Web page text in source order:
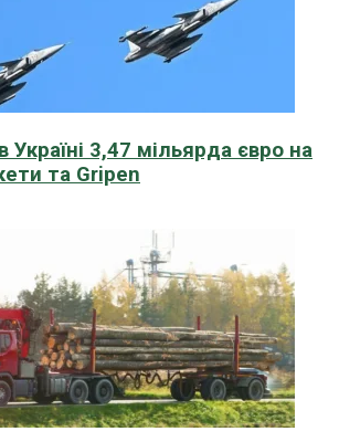
Україні 3,47 мільярда євро на
та Gripen